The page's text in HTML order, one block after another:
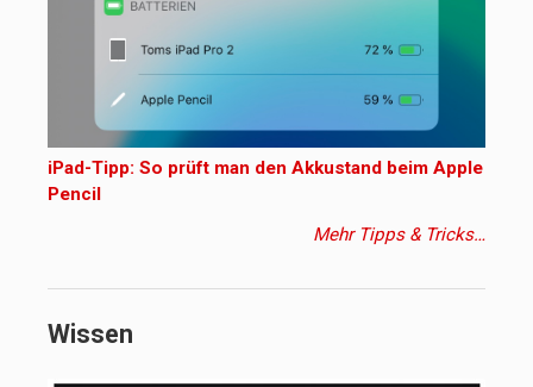
iPad-Tipp: So prüft man den Akkustand beim Apple
Pencil
Mehr Tipps & Tricks…
Wissen